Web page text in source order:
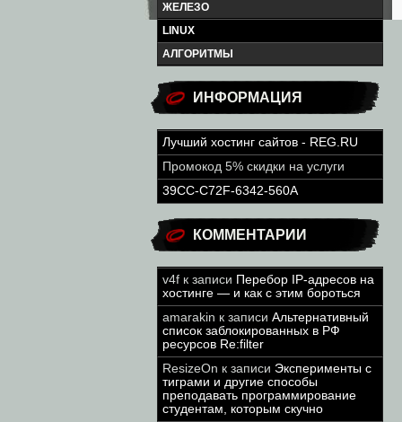
ЖЕЛЕЗО
LINUX
АЛГОРИТМЫ
ИНФОРМАЦИЯ
Лучший хостинг сайтов - REG.RU
Промокод 5% скидки на услуги
39CC-C72F-6342-560A
КОММЕНТАРИИ
v4f к записи Перебор IP-адресов на
хостинге — и как с этим бороться
amarakin к записи Альтернативный
список заблокированных в РФ
ресурсов Re:filter
ResizeOn к записи Эксперименты с
тиграми и другие способы
преподавать программирование
студентам, которым скучно